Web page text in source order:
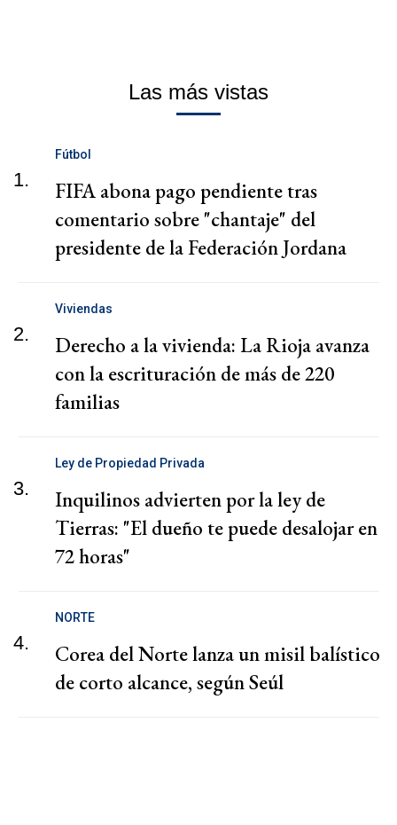
Las más vistas
1.
Fútbol
FIFA abona pago pendiente tras
comentario sobre "chantaje" del
presidente de la Federación Jordana
2.
Viviendas
Derecho a la vivienda: La Rioja avanza
con la escrituración de más de 220
familias
3.
Ley de Propiedad Privada
Inquilinos advierten por la ley de
Tierras: "El dueño te puede desalojar en
72 horas"
4.
NORTE
Corea del Norte lanza un misil balístico
de corto alcance, según Seúl